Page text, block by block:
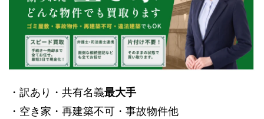
・訳あり・共有名義最大手
・空き家・再建築不可・事故物件他